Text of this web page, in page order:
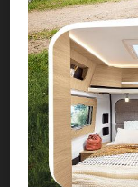
Carado
moins de 100
02/07/2026
CONTENU